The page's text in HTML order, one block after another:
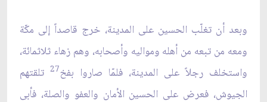
وبعد أن تغلّب الحسين على المدينة، خرج قاصداً إلى مكّة
ومعه من تبعه من أهله ومواليه وأصحابه، وهم زهاء ثلاثمائة،
واستخلف رجلاً على المدينة، فلمّا صاروا بفخ27 تلقتهم
الجيوش، فعرض على الحسين الأمان والعفو والصلة، فأبى